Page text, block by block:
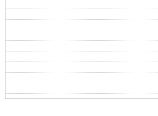
編曲者：増田順平
Schubert，Franz
作詞者：ドイツ語の聖書
Mendelssohn，Felix
作詞者：旧約聖書
Grandfather`s Clock
作曲者：ワーク，ヘンリー・クレイ
Work，Henry Clay
編曲者：大竹くみ
Battle Hymn of the Republic
作曲者：W. ステッフェ
-
編曲者：大竹くみ
Wien， du Stadt meiner Traume
作曲者：R.ズィーチィンスキー
-
編曲者：大竹くみ
鯉のぼり
作曲者：文部省唱歌
Monbusho-shouka
編曲者：平吉毅州
椰子の実
Coconut (Yashi no Mi)
作曲者：大中寅二
Onaka，Toraji
編曲者：大中 恩
作詞者：島崎藤村
ふるさと
作曲者：磯部 俶
Isobe，Toshi
作詞者：室生犀星
雪の降る街を
作曲者：中田喜直
Nakada，Yoshinao
編曲者：西脇久夫
ちいさい秋みつけた
作曲者：中田喜直
Nakada，Yoshinao
眠りの誘ひ
作曲者：多田武彦
海はなかった